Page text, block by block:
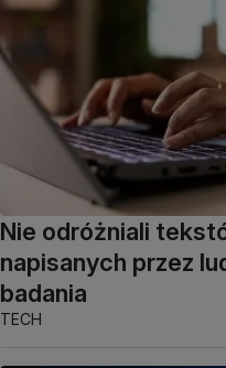
Nie odróżniali
napisanych przez
badania
TECH